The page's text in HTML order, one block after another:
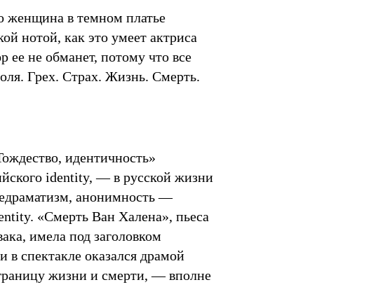
женщина в темном платье
нотой, как это умеет актриса
ее не обманет, потому что все
Грех. Страх. Жизнь. Смерть.
идентичность»
identity, — в русской жизни
анонимность —
«Смерть Ван Халена», пьеса
имела под заголовком
спектакле оказался драмой
жизни и смерти, — вполне